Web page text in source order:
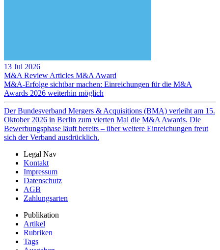
13 Jul 2026
M&A Review Articles M&A Award
M&A-Erfolge sichtbar machen: Einreichungen für die M&A
Awards 2026 weiterhin möglich
Der Bundesverband Mergers & Acquisitions (BMA) verleiht am 15.
Oktober 2026 in Berlin zum vierten Mal die M&A Awards. Die
Bewerbungsphase läuft bereits – über weitere Einreichungen freut
sich der Verband ausdrücklich.
Legal Nav
Kontakt
Impressum
Datenschutz
AGB
Zahlungsarten
Publikation
Artikel
Rubriken
Tags